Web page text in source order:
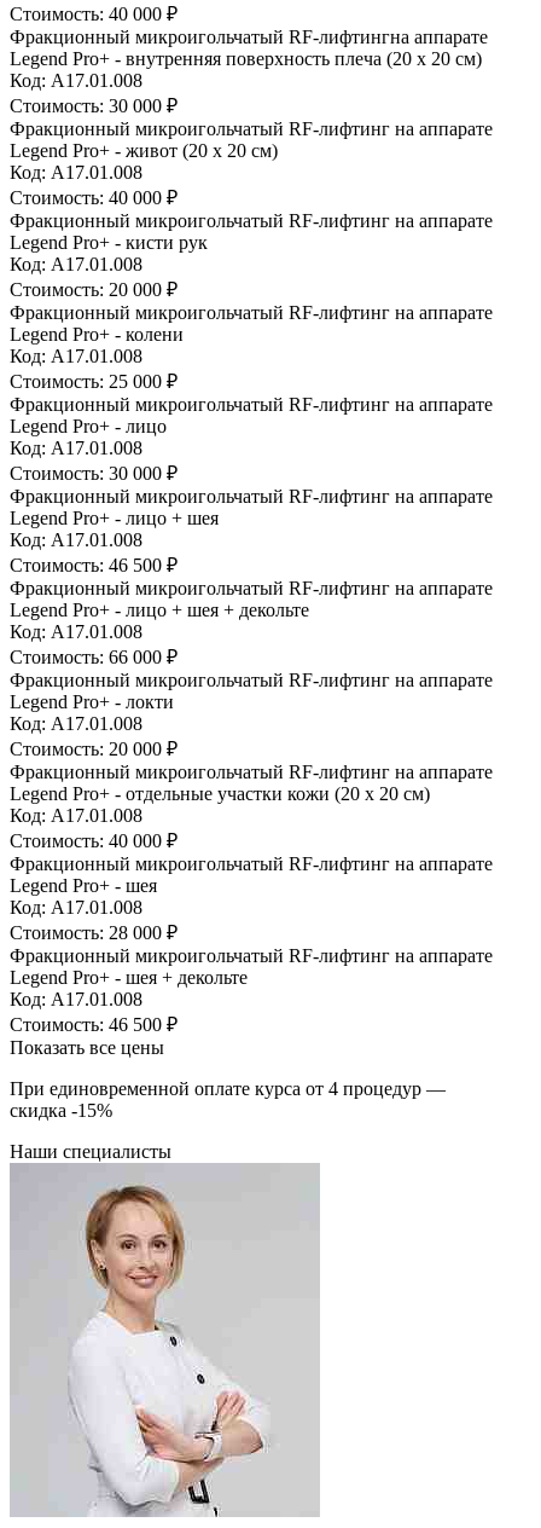
Стоимость: 40 000 ₽
Фракционный микроигольчатый RF-лифтингна аппарате
Legend Pro+ - внутренняя поверхность плеча (20 х 20 см)
Код: А17.01.008
Стоимость: 30 000 ₽
Фракционный микроигольчатый RF-лифтинг на аппарате
Legend Pro+ - живот (20 х 20 см)
Код: А17.01.008
Стоимость: 40 000 ₽
Фракционный микроигольчатый RF-лифтинг на аппарате
Legend Pro+ - кисти рук
Код: А17.01.008
Стоимость: 20 000 ₽
Фракционный микроигольчатый RF-лифтинг на аппарате
Legend Pro+ - колени
Код: А17.01.008
Стоимость: 25 000 ₽
Фракционный микроигольчатый RF-лифтинг на аппарате
Legend Pro+ - лицо
Код: А17.01.008
Стоимость: 30 000 ₽
Фракционный микроигольчатый RF-лифтинг на аппарате
Legend Pro+ - лицо + шея
Код: А17.01.008
Стоимость: 46 500 ₽
Фракционный микроигольчатый RF-лифтинг на аппарате
Legend Pro+ - лицо + шея + декольте
Код: А17.01.008
Стоимость: 66 000 ₽
Фракционный микроигольчатый RF-лифтинг на аппарате
Legend Pro+ - локти
Код: А17.01.008
Стоимость: 20 000 ₽
Фракционный микроигольчатый RF-лифтинг на аппарате
Legend Pro+ - отдельные участки кожи (20 х 20 см)
Код: А17.01.008
Стоимость: 40 000 ₽
Фракционный микроигольчатый RF-лифтинг на аппарате
Legend Pro+ - шея
Код: А17.01.008
Стоимость: 28 000 ₽
Фракционный микроигольчатый RF-лифтинг на аппарате
Legend Pro+ - шея + декольте
Код: А17.01.008
Стоимость: 46 500 ₽
Показать все цены
При единовременной оплате курса от 4 процедур —
скидка -15%
Наши специалисты